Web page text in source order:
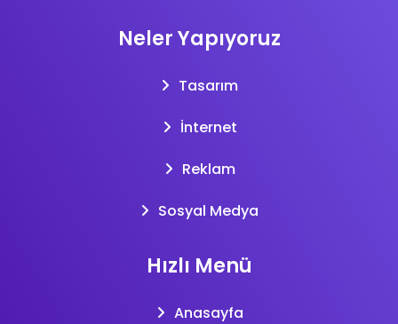
Neler Yapıyoruz
Tasarım
İnternet
Reklam
Sosyal Medya
Hızlı Menü
Anasayfa